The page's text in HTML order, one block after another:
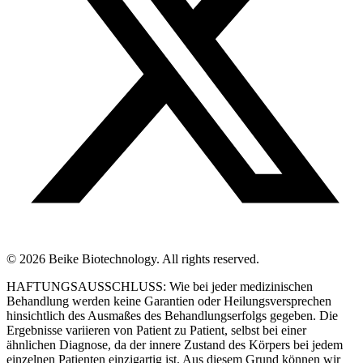
© 2026 Beike Biotechnology. All rights reserved.
HAFTUNGSAUSSCHLUSS: Wie bei jeder medizinischen
Behandlung werden keine Garantien oder Heilungsversprechen
hinsichtlich des Ausmaßes des Behandlungserfolgs gegeben. Die
Ergebnisse variieren von Patient zu Patient, selbst bei einer
ähnlichen Diagnose, da der innere Zustand des Körpers bei jedem
einzelnen Patienten einzigartig ist. Aus diesem Grund können wir